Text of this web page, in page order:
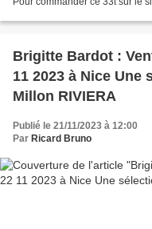
Brigitte Bardot :
11 2023 à Nice Une
Millon RIVIERA
Publié le 21/11/2023 à 12:00
Par Ricard Bruno